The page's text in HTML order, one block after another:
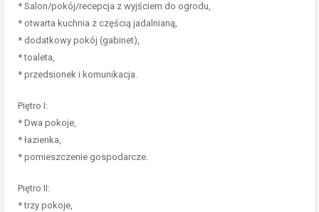
* Salon/pokój/recepcja z wyjściem do ogrodu,
* otwarta kuchnia z częścią jadalnianą,
* dodatkowy pokój (gabinet),
* toaleta,
* przedsionek i komunikacja.
Piętro I:
* Dwa pokoje,
* łazienka,
* pomieszczenie gospodarcze.
Piętro II:
* trzy pokoje,